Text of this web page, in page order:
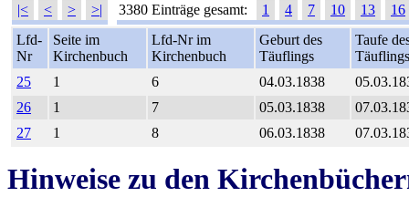
|< < > >| 3380 Einträge gesamt: 1 4 7 10 13
16
Lfd-
Nr
Seite im
Kirchenbuch
Lfd-Nr im
Kirchenbuch
Geburt des
Täuflings
Taufe
Täuflings
25
1 6 04.03.1838
26
1 7 05.03.1838
27
1 8 06.03.1838
Hinweise zu den